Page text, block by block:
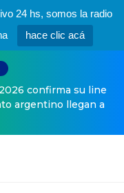
24 hs, somos la radio
hace clic acá
confirma su line
argentino llegan a